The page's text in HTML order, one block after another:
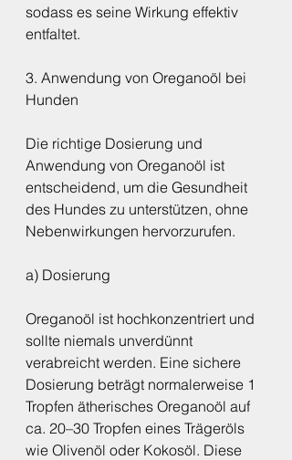
sodass es seine Wirkung effektiv
entfaltet.
3. Anwendung von Oreganoöl bei
Hunden
Die richtige Dosierung und
Anwendung von Oreganoöl ist
entscheidend, um die Gesundheit
des Hundes zu unterstützen, ohne
Nebenwirkungen hervorzurufen.
a) Dosierung
Oreganoöl ist hochkonzentriert und
sollte niemals unverdünnt
verabreicht werden. Eine sichere
Dosierung beträgt normalerweise 1
Tropfen ätherisches Oreganoöl auf
ca. 20–30 Tropfen eines Trägeröls
wie Olivenöl oder Kokosöl. Diese